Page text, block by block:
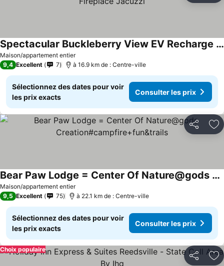
Maison/appartement entier
Spectacular Buckleberry View EV Recharge Hot Tub Fireplace Jacuzzi
Consulter les prix
9,4 Excellent 7 à 16.9 km de : Centre-ville
Sélectionnez des dates pour voir
les prix exacts
Consulter les prix
Partager
Maison/appartement entier
Bear Paw Lodge = Center Of Nature@gods Creation#campfire+fun&trails
Consulter les prix
9,5 Excellent 75 à 22.1 km de : Centre-ville
Sélectionnez des dates pour voir
les prix exacts
Consulter les prix
Partager
Choix populaire